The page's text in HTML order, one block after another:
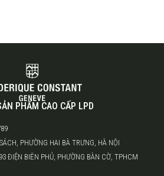
PHẨM CAO CẤP LPD
PHƯỜNG HAI BÀ TRƯNG, HÀ NỘI
ĐIỆN BIÊN PHỦ, PHƯỜNG BÀN CỜ, TPHCM